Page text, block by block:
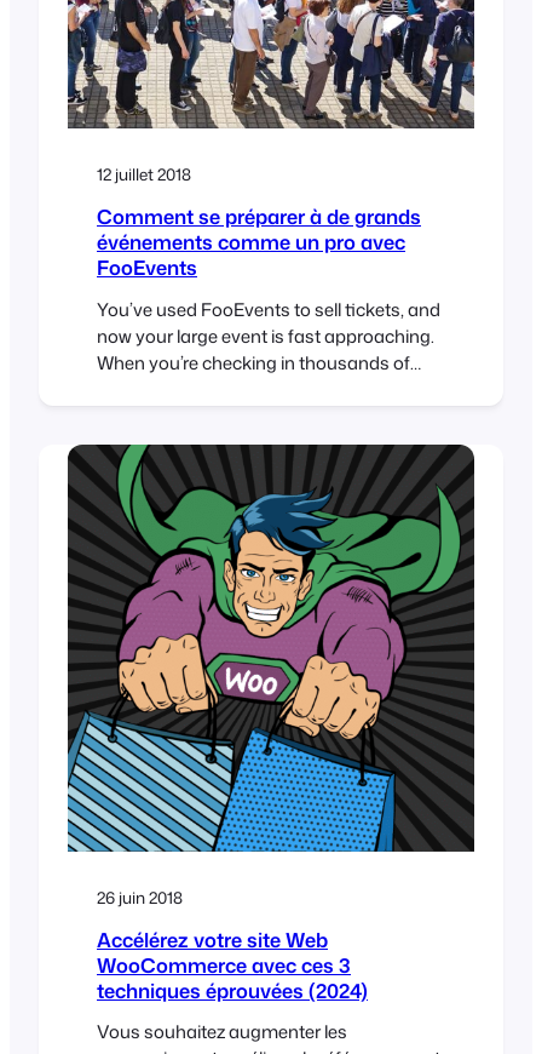
12 juillet 2018
Comment se préparer à de grands
événements comme un pro avec
FooEvents
You’ve used FooEvents to sell tickets, and
now your large event is fast approaching.
When you’re checking in thousands of
attendees, a delay of a single second for
each check-in amounts to over 16 minutes
of lost time. In this post…
26 juin 2018
Accélérez votre site Web
WooCommerce avec ces 3
techniques éprouvées (2024)
Vous souhaitez augmenter les